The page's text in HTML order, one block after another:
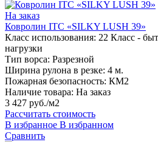
На заказ
Ковролин ITC «SILKY LUSH 39»
Класс использования: 22 Класс -
нагрузки
Тип ворса: Разрезной
Ширина рулона в резке: 4 м.
Пожарная безопасность: КМ2
Наличие товара: На заказ
3 427 руб./м2
Рассчитать стоимость
В избранное В избранном
Сравнить